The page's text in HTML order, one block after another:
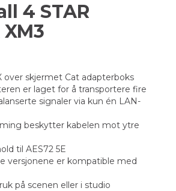
4 STAR
XM3
over skjermet Cat adapterboks
er laget for å transportere fire
signaler via kun én LAN-
beskytter kabelen mot ytre
til AES72 5E
versjonene er kompatible med
på scenen eller i studio